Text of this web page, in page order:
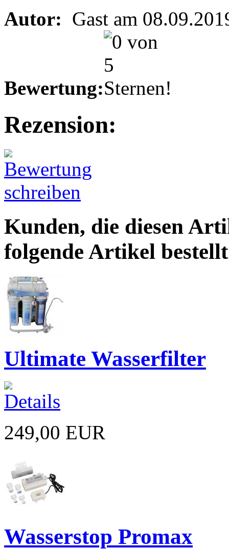
Autor: Gast am
Bewertung:
Rezension:
Kunden, die diesen
folgende Artikel
Ultimate Wasserfilter
249,00 EUR
Wasserstop Promax